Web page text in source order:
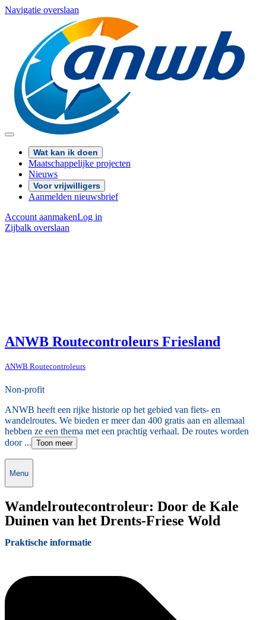
Navigatie overslaan
Wat kan ik doen
Maatschappelijke projecten
Nieuws
Voor vrijwilligers
Aanmelden nieuwsbrief
Account aanmakenLog in
Zijbalk overslaan
ANWB Routecontroleurs Friesland
ANWB Routecontroleurs
Non-profit
ANWB heeft een rijke historie op het gebied van fiets- en
wandelroutes. We bieden er meer dan 400 gratis aan en allemaal
hebben ze een thema met een prachtig verhaal. De routes worden
door ... Toon meer
Menu
Wandelroutecontroleur: Door de Kale
Duinen van het Drents-Friese Wold
Praktische informatie